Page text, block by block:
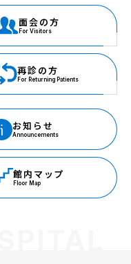
面会の方
再診の方
お知らせ
館内マップ